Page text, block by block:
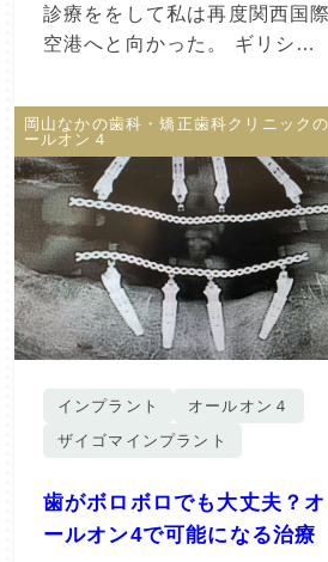
診療ををして私は再度関西国際
空港へと向かった。 ギリシ…
岡山なかの歯科・矯正歯科クリニック
ールオン４
インプラント
オールオン４
ザイゴマインプラント
歯がボロボロでも大丈夫？オ
ールオン4で可能になる治療